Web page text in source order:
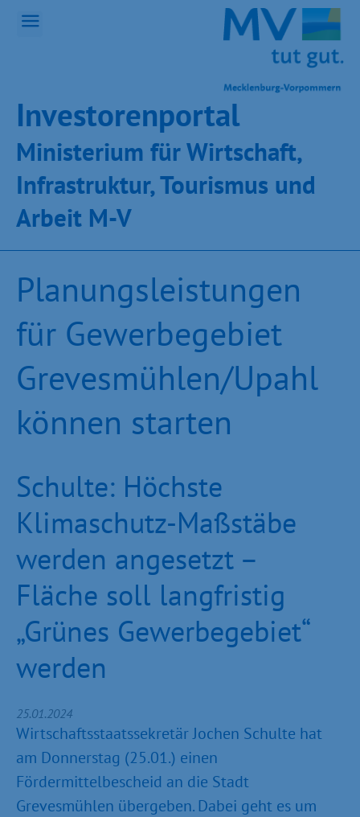
Inves­toren­por­tal
Ministeri­um für Wirt­schaft,
Infra­struk­tur, Tou­ris­mus und
Ar­beit M-V
Planungsleistungen
für Gewerbegebiet
Grevesmühlen/Upahl
können starten
Schulte: Höchste
Klimaschutz-Maßstäbe
werden angesetzt –
Fläche soll langfristig
„Grünes Gewerbegebiet“
werden
25.01.2024
Wirtschaftsstaatssekretär Jochen Schulte hat
am Donnerstag (25.01.) einen
Fördermittelbescheid an die Stadt
Grevesmühlen übergeben. Dabei geht es um